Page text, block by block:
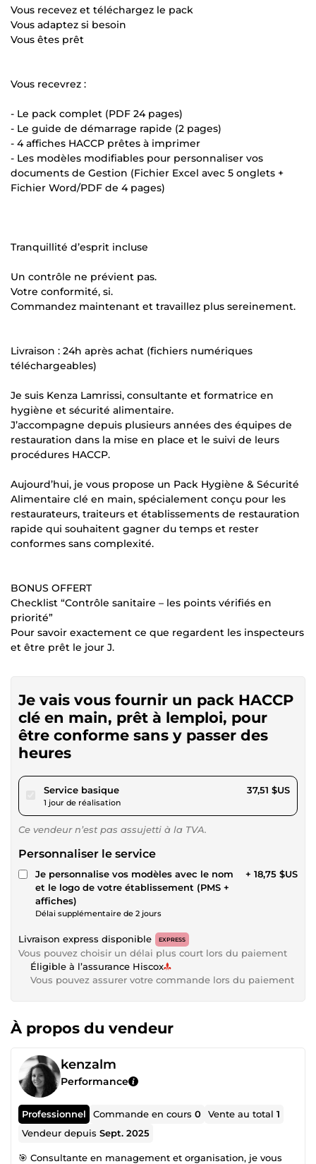
Vous recevez et téléchargez le pack
Vous adaptez si besoin
Vous êtes prêt
Vous recevrez :
- Le pack complet (PDF 24 pages)
- Le guide de démarrage rapide (2 pages)
- 4 affiches HACCP prêtes à imprimer
- Les modèles modifiables pour personnaliser vos
documents de Gestion (Fichier Excel avec 5 onglets +
Fichier Word/PDF de 4 pages)
Tranquillité d’esprit incluse
Un contrôle ne prévient pas.
Votre conformité, si.
Commandez maintenant et travaillez plus sereinement.
Livraison : 24h après achat (fichiers numériques
téléchargeables)
Je suis Kenza Lamrissi, consultante et formatrice en
hygiène et sécurité alimentaire.
J’accompagne depuis plusieurs années des équipes de
restauration dans la mise en place et le suivi de leurs
procédures HACCP.
Aujourd’hui, je vous propose un Pack Hygiène & Sécurité
Alimentaire clé en main, spécialement conçu pour les
restaurateurs, traiteurs et établissements de restauration
rapide qui souhaitent gagner du temps et rester
conformes sans complexité.
BONUS OFFERT
Checklist “Contrôle sanitaire – les points vérifiés en
priorité”
Pour savoir exactement ce que regardent les inspecteurs
et être prêt le jour J.
Je vais vous fournir un pack HACCP
clé en main, prêt à lemploi, pour
être conforme sans y passer des
heures
Service basiquepour 34,57 $US
1 jour de réalisation
37,51 $US
Ce vendeur n’est pas assujetti à la TVA.
Personnaliser le service
Je personnalise vos modèles avec le nom
et le logo de votre établissement (PMS +
affiches)
Délai supplémentaire de 2 jours
+ 18,75 $US
Livraison express disponible EXPRESS
Vous pouvez choisir un délai plus court lors du paiement
Éligible à l’assurance Hiscox
Vous pouvez assurer votre commande lors du paiement
À propos du vendeur
kenzalm
Performance
Professionnel Commande en cours0 Vente au total1
Vendeur depuisSept. 2025
🎯 Consultante en management et organisation, je vous